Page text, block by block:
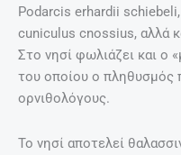
Podarcis erhardii
cuniculus cnossius, αλλά
Στο νησί φωλιάζει και ο
του οποίου ο πληθυσμός
ορνιθολόγους.
Το νησί αποτελεί